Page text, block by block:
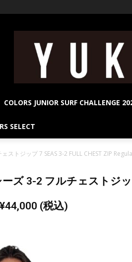
COLORS JUNIOR SURF CHALLENGE
SELECT
ストジップ 7 SEAS 3-2 FULL CHEST ZIP
ーズ 3-2 フルチェストジ
(税込)